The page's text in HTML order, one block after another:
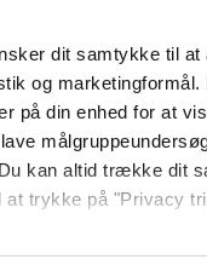
dit samtykke til at
og
på din enhed for at
kan altid trække dit
at trykke på "Privacy
gerne: